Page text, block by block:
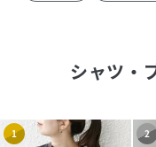
シャツ・
1 2